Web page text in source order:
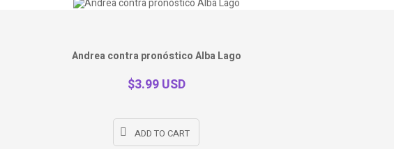
Andrea contra pronóstico Alba Lago
$3.99 USD
ADD TO CART